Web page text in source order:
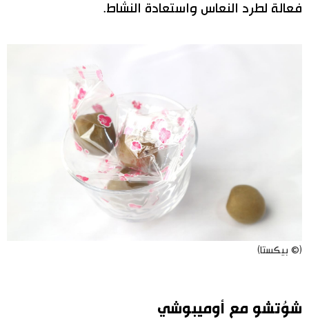
فعالة لطرد النعاس واستعادة النشاط.
(© بيكستا)
شوُتشو مع أوميبوشي